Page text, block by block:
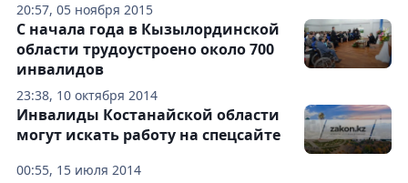
20:57, 05 ноября 2015
23:38, 10 октября 2014
С начала года в Кызылординской
области трудоустроено около 700
инвалидов
00:55, 15 июля 2014
Инвалиды Костанайской области
могут искать работу на спецсайте